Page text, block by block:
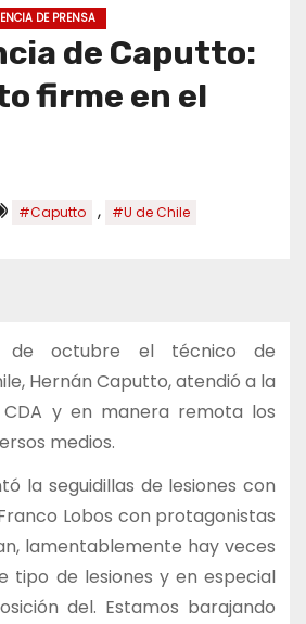
DE PRENSA
de Caputto:
firme en el
#Caputto , #U de Chile
de octubre el técnico de
Hernán Caputto, atendió a la
y en manera remota los
medios.
la seguidillas de lesiones con
Lobos con protagonistas
lamentablemente hay veces
tipo de lesiones y en especial
del. Estamos barajando